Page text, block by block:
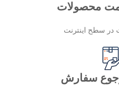
محصولات
در سطح اینترنت
سفارش